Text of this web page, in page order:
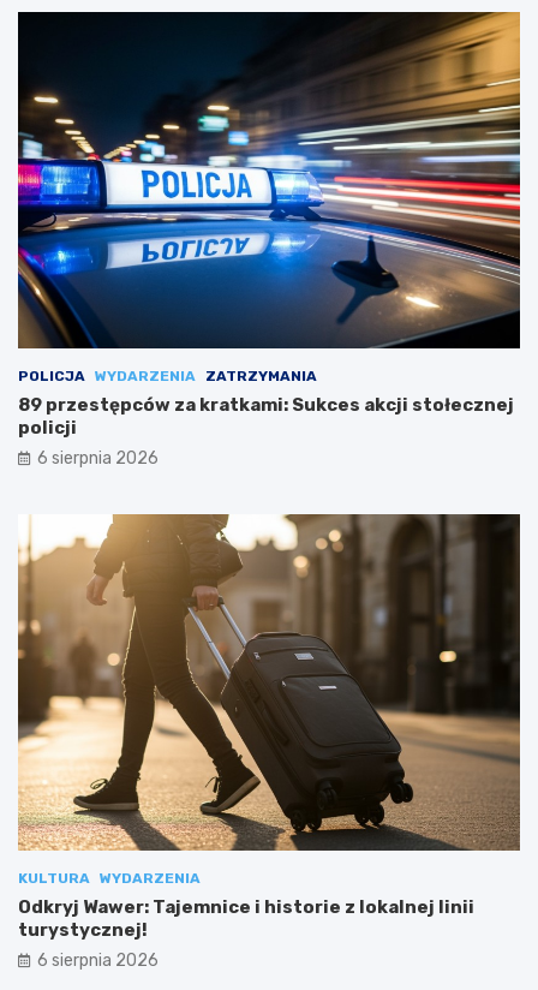
POLICJA WYDARZENIA ZATRZYMANIA
89 przestępców za kratkami: Sukces akcji stołecznej
policji
6 sierpnia 2026
KULTURA WYDARZENIA
Odkryj Wawer: Tajemnice i historie z lokalnej linii
turystycznej!
6 sierpnia 2026